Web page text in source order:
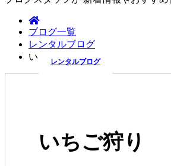
ブログ一覧
レンタルブログ
いちご狩り
レンタルブログ
いちご狩り